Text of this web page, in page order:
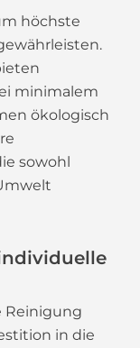
höchste
minimalem
ökologisch
sowohl
Reinigung
in die